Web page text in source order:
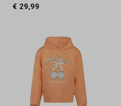
€ 29,99